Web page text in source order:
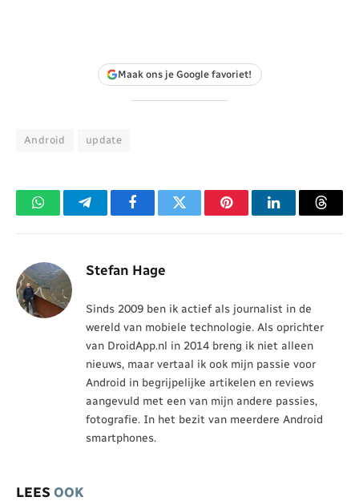
Maak ons je Google favoriet!
Android update
WhatsAppTelegramFacebookTwitter PinterestLinkedIn
Stefan Hage
Sinds 2009 ben ik actief als journalist in de
wereld van mobiele technologie. Als oprichter
van DroidApp.nl in 2014 breng ik niet alleen
nieuws, maar vertaal ik ook mijn passie voor
Android in begrijpelijke artikelen en reviews
aangevuld met een van mijn andere passies,
fotografie. In het bezit van meerdere Android
smartphones.
LEES OOK